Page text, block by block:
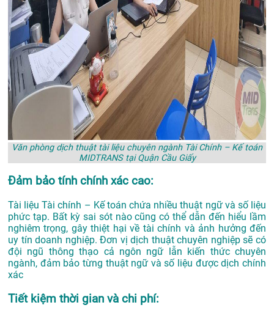
Văn phòng dịch thuật tài liệu chuyên ngành Tài Chính – Kế toán
MIDTRANS tại Quận Cầu Giấy
Đảm bảo tính chính xác cao:
Tài liệu Tài chính – Kế toán chứa nhiều thuật ngữ và số liệu
phức tạp. Bất kỳ sai sót nào cũng có thể dẫn đến hiểu lầm
nghiêm trọng, gây thiệt hại về tài chính và ảnh hưởng đến
uy tín doanh nghiệp. Đơn vị dịch thuật chuyên nghiệp sẽ có
đội ngũ thông thạo cả ngôn ngữ lẫn kiến thức chuyên
ngành, đảm bảo từng thuật ngữ và số liệu được dịch chính
xác
Tiết kiệm thời gian và chi phí: